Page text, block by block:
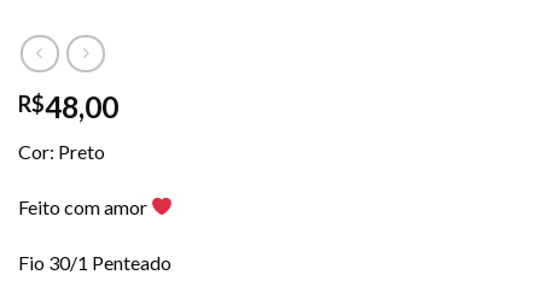
R$48,00
Cor: Preto
Feito com amor
Fio 30/1 Penteado